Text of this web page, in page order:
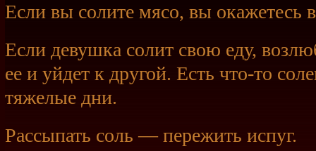
Если вы солите мясо, вы окажетесь
Если девушка солит свою еду,
ее и уйдет к другой. Есть что-то
тяжелые дни.
Рассыпать соль — пережить испуг.